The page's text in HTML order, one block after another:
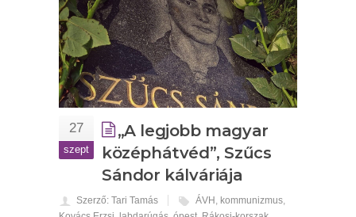
27
szept
„A legjobb magyar
középhátvéd”, Szűcs
Sándor kálváriája
Szerző: Tari Tamás ÁVH , kommunizmus,